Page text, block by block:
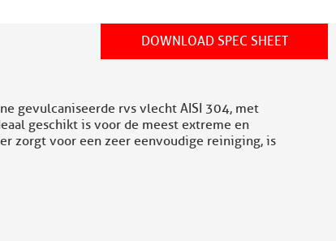
DOWNLOAD SPEC SHEET
gevulcaniseerde rvs vlecht AISI 304, met
geschikt is voor de meest extreme en
zorgt voor een zeer eenvoudige reiniging, is